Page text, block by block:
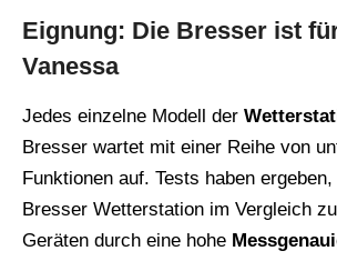
Eignung: Die Bresser ist
Vanessa
Jedes einzelne Modell der
Bresser wartet mit einer Reihe von
Funktionen auf. Tests haben
Bresser Wetterstation im Vergleich
Geräten durch eine hohe